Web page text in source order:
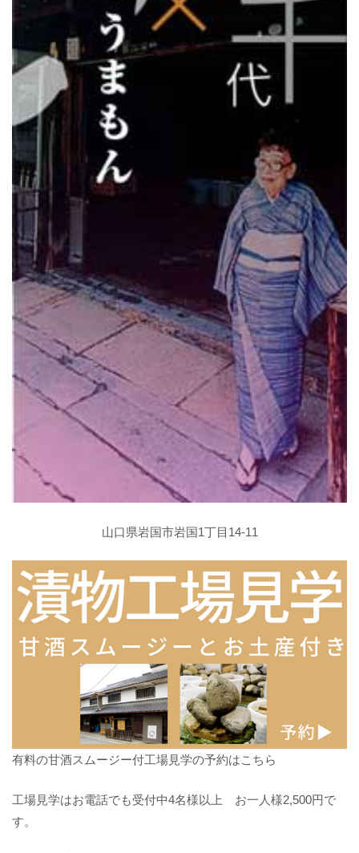
山口県岩国市岩国1丁目14-11
有料の甘酒スムージー付工場見学の予約はこちら
工場見学はお電話でも受付中4名様以上 お一人様2,500円で
す。